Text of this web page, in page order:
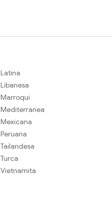
Latina
Libanesa
Marroquí
Mediterránea
Mexicana
Peruana
Tailandesa
Turca
Vietnamita